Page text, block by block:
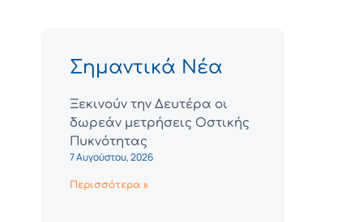
Σημαντικά Νέα
Ξεκινούν την Δευτέρα οι
δωρεάν μετρήσεις Οστικής
Πυκνότητας
7 Αυγούστου, 2026
Περισσότερα »